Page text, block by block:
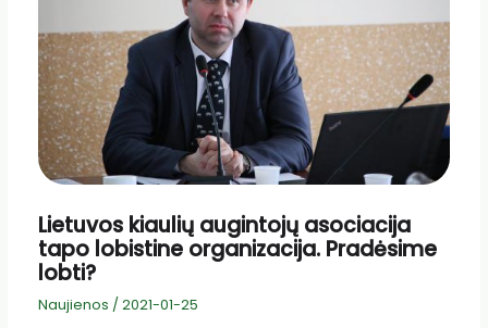
Lietuvos kiaulių augintojų asociacija
tapo lobistine organizacija. Pradėsime
lobti?
Naujienos / 2021-01-25